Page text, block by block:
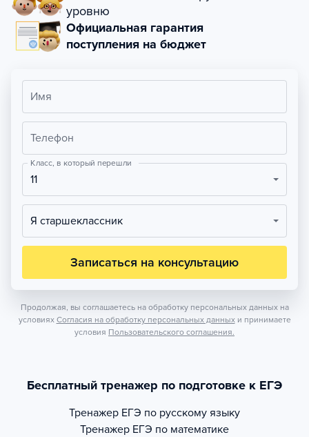
уровню
Официальная гарантия
поступления на бюджет
Имя
Телефон
Класс, в который перешли
11
Я старшеклассник
Записаться на консультацию
Продолжая, вы соглашаетесь на обработку персональных данных на
условиях Согласия на обработку персональных данных и принимаете
условия Пользовательского соглашения.
Бесплатный тренажер по подготовке к ЕГЭ
Тренажер ЕГЭ по русскому языку
Тренажер ЕГЭ по математике